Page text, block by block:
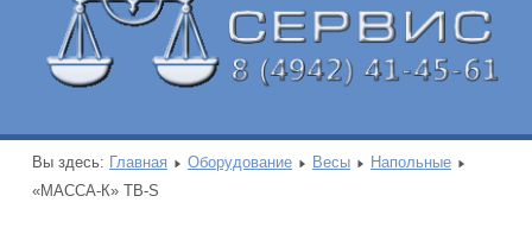
Вы здесь: Главная Оборудование Весы
Напольные
«МАССА-К» ТВ-S